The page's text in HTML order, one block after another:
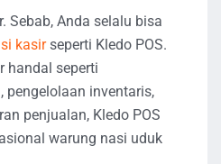
Sebab, Anda selalu bisa
kasirseperti Kledo POS.
handal seperti
pengelolaan inventaris,
penjualan, Kledo POS
warung nasi uduk